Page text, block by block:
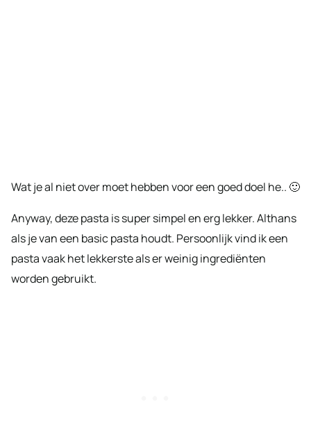
Wat je al niet over moet hebben voor een goed doel he.. 🙂
Anyway, deze pasta is super simpel en erg lekker. Althans
als je van een basic pasta houdt. Persoonlijk vind ik een
pasta vaak het lekkerste als er weinig ingrediënten
worden gebruikt.